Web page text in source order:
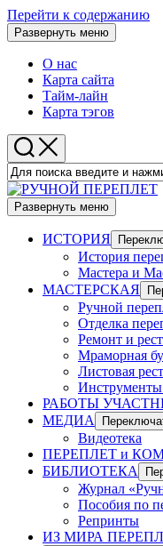
Перейти к содержанию
Развернуть меню
О нас
Карта сайта
Тайм-лайн
Карта тэгов
Развернуть меню
ИСТОРИЯ
История
Мастера и
МАСТЕРСКАЯ
Ручной
Отделка
Ремонт и
Мраморная
Листовая
РАБОТЫ
МЕДИА
Видеотека
ПЕРЕПЛЕТ и
БИБЛИОТЕКА
Журнал
Пособия по
Репринты
ИЗ МИРА